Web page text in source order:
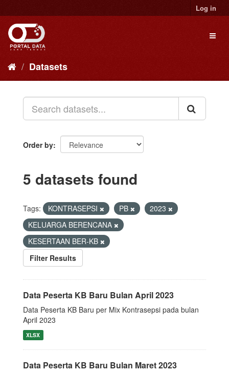
to
content
Log in
Datasets
Order by
5 datasets found
Tags: KONTRASEPSI PB
2023
KELUARGA BERENCANA
KESERTAAN BER-KB
Filter Results
Data Peserta KB Baru Bulan April 2023
Data Peserta KB Baru per Mix Kontrasepsi pada bulan
April 2023
XLSX
Data Peserta KB Baru Bulan Maret 2023